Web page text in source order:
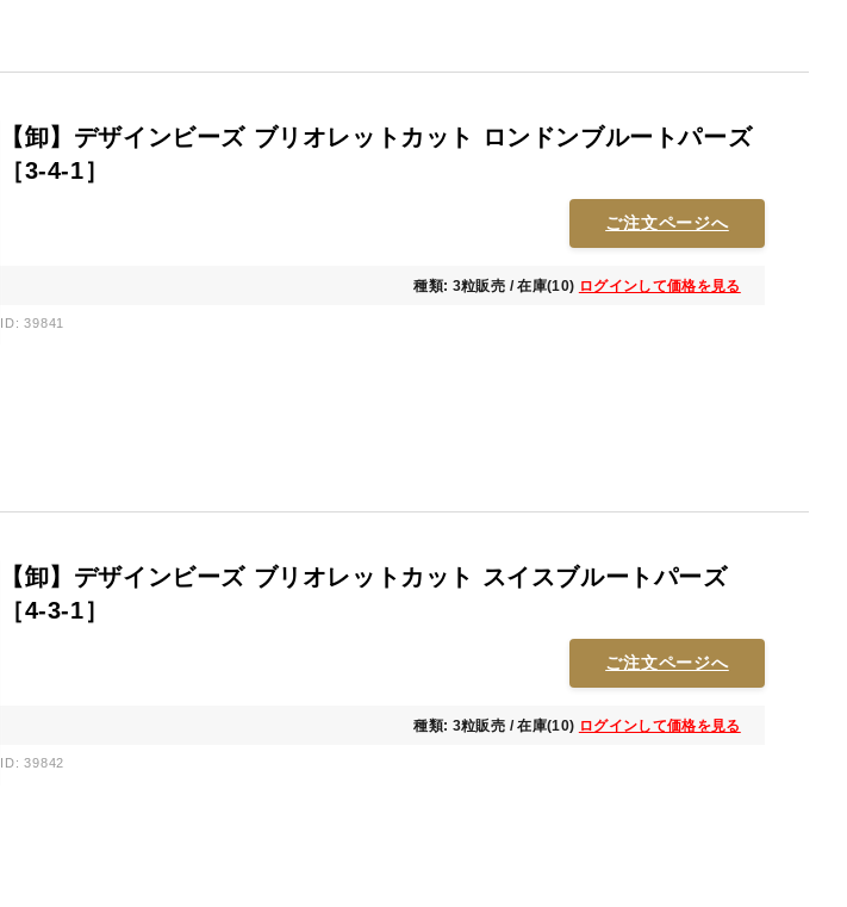
【卸】デザインビーズ ブリオレットカット ロンドンブルートパーズ
［3-4-1］
ご注文ページへ
種類: 3粒販売 / 在庫(10) ログインして価格を見る
ID: 39841
【卸】デザインビーズ ブリオレットカット スイスブルートパーズ
［4-3-1］
ご注文ページへ
種類: 3粒販売 / 在庫(10) ログインして価格を見る
ID: 39842